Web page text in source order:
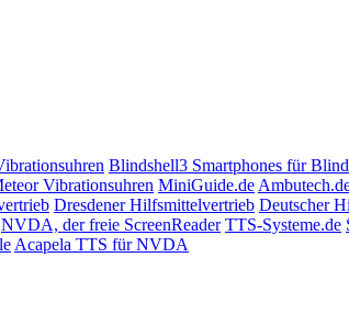
Blindshell3 Smartphones für
Vibrationsuhren MiniGuide.de
Dresdener Hilfsmittelvertrieb Deutscher
NVDA, der freie ScreenReader TTS-Systeme.de
Acapela TTS für NVDA